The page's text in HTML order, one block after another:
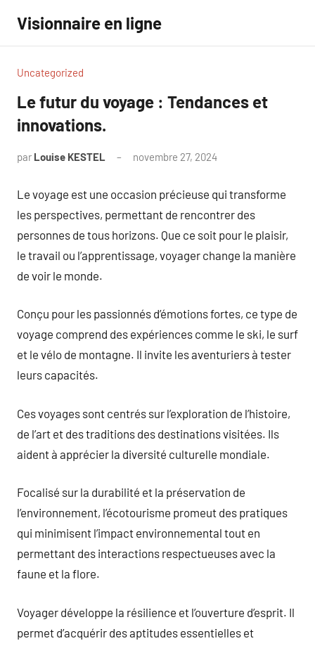
contenu
Visionnaire en ligne
Uncategorized
Le futur du voyage : Tendances et
innovations.
par Louise KESTEL novembre 27, 2024
Le voyage est une occasion précieuse qui transforme
les perspectives, permettant de rencontrer des
personnes de tous horizons. Que ce soit pour le plaisir,
le travail ou l’apprentissage, voyager change la manière
de voir le monde.
Conçu pour les passionnés d’émotions fortes, ce type de
voyage comprend des expériences comme le ski, le surf
et le vélo de montagne. Il invite les aventuriers à tester
leurs capacités.
Ces voyages sont centrés sur l’exploration de l’histoire,
de l’art et des traditions des destinations visitées. Ils
aident à apprécier la diversité culturelle mondiale.
Focalisé sur la durabilité et la préservation de
l’environnement, l’écotourisme promeut des pratiques
qui minimisent l’impact environnemental tout en
permettant des interactions respectueuses avec la
faune et la flore.
Voyager développe la résilience et l’ouverture d’esprit. Il
permet d’acquérir des aptitudes essentielles et